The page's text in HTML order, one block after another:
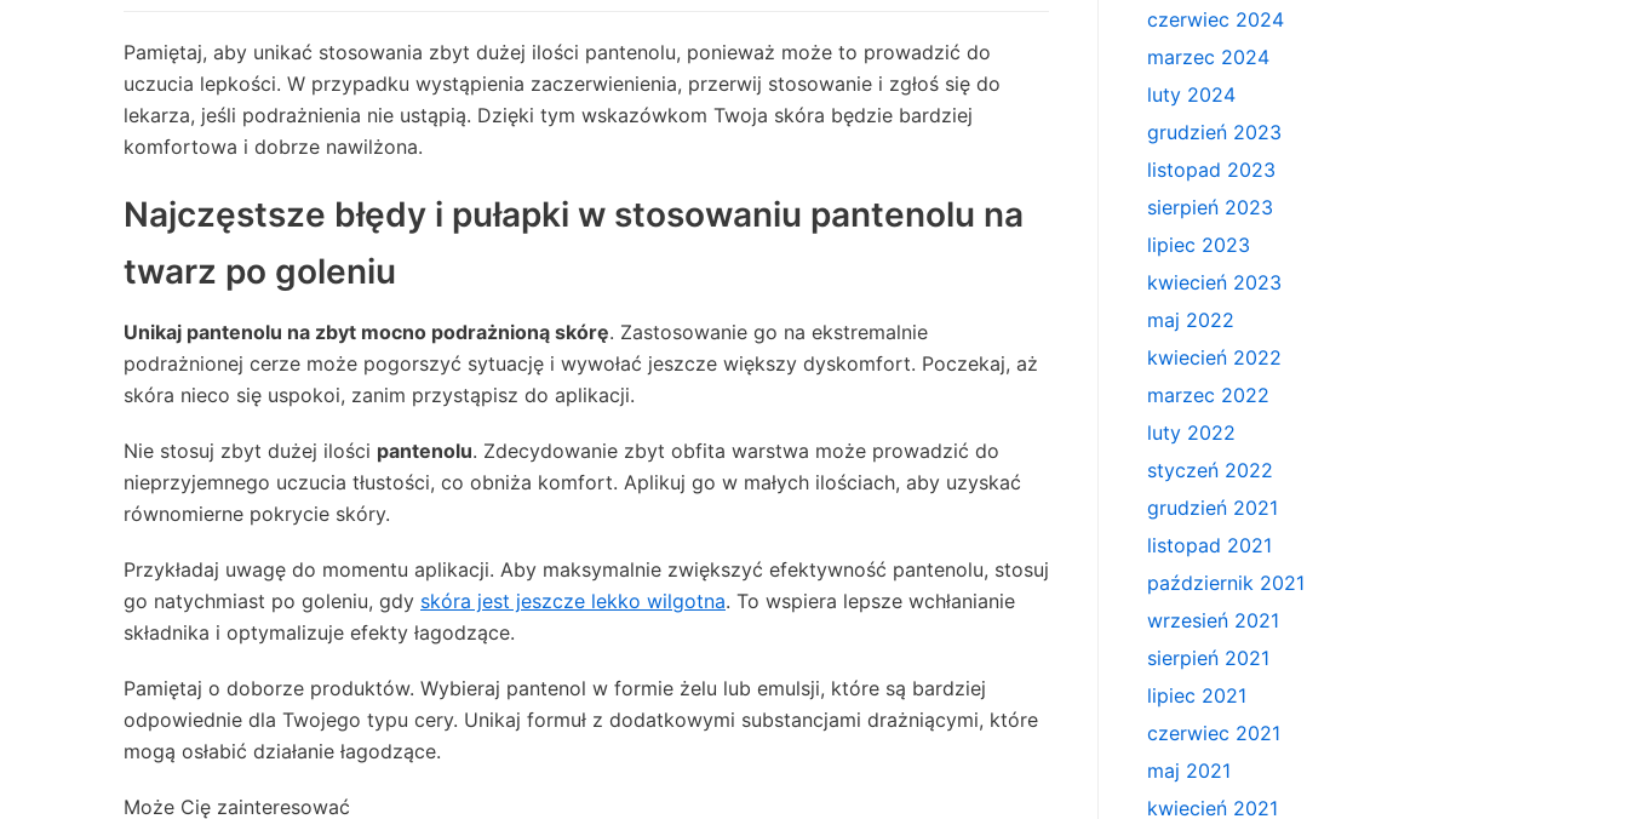
Pamiętaj, aby unikać stosowania zbyt dużej ilości pantenolu, ponieważ może to prowadzić do
uczucia lepkości. W przypadku wystąpienia zaczerwienienia, przerwij stosowanie i zgłoś się do
lekarza, jeśli podrażnienia nie ustąpią. Dzięki tym wskazówkom Twoja skóra będzie bardziej
komfortowa i dobrze nawilżona.
Najczęstsze błędy i pułapki w stosowaniu pantenolu na
twarz po goleniu
Unikaj pantenolu na zbyt mocno podrażnioną skórę. Zastosowanie go na ekstremalnie
podrażnionej cerze może pogorszyć sytuację i wywołać jeszcze większy dyskomfort. Poczekaj, aż
skóra nieco się uspokoi, zanim przystąpisz do aplikacji.
Nie stosuj zbyt dużej ilości pantenolu. Zdecydowanie zbyt obfita warstwa może prowadzić do
nieprzyjemnego uczucia tłustości, co obniża komfort. Aplikuj go w małych ilościach, aby uzyskać
równomierne pokrycie skóry.
Przykładaj uwagę do momentu aplikacji. Aby maksymalnie zwiększyć efektywność pantenolu, stosuj
go natychmiast po goleniu, gdy skóra jest jeszcze lekko wilgotna. To wspiera lepsze wchłanianie
składnika i optymalizuje efekty łagodzące.
Pamiętaj o doborze produktów. Wybieraj pantenol w formie żelu lub emulsji, które są bardziej
odpowiednie dla Twojego typu cery. Unikaj formuł z dodatkowymi substancjami drażniącymi, które
mogą osłabić działanie łagodzące.
Może Cię zainteresować
czerwiec 2024
marzec 2024
luty 2024
grudzień 2023
listopad 2023
sierpień 2023
lipiec 2023
kwiecień 2023
maj 2022
kwiecień 2022
marzec 2022
luty 2022
styczeń 2022
grudzień 2021
listopad 2021
październik 2021
wrzesień 2021
sierpień 2021
lipiec 2021
czerwiec 2021
maj 2021
kwiecień 2021